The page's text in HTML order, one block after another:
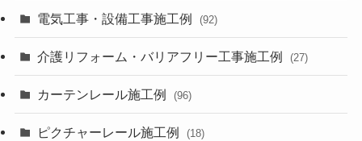
電気工事・設備工事施工例 (92)
介護リフォーム・バリアフリー工事施工例 (27)
カーテンレール施工例 (96)
ピクチャーレール施工例 (18)